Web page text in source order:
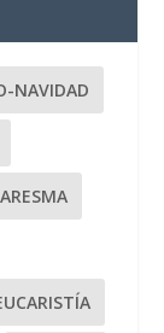
NAVIDAD